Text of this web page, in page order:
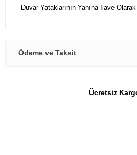
Duvar Yataklarının Yanına İlave
Ödeme ve Taksit
Ücretsiz